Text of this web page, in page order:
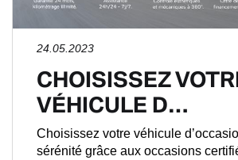
24.05.2023
CHOISISSEZ
VÉHICULE D…
Choisissez votre véhicule
sérénité grâce aux occasions